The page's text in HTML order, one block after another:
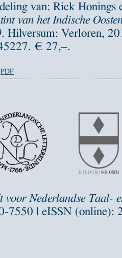
van: Rick Honings
van het Indische
. Hilversum: Verloren,
€ 27,–.
PDF
voor Nederlandse Taal-
7550 | eISSN (online):